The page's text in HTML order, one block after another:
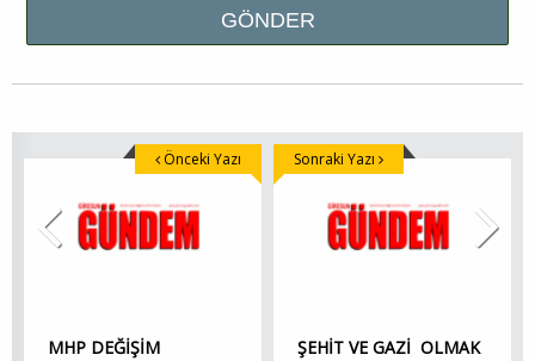
MHP DEĞİŞİM
Önceki Yazı
ŞEHİT VE GAZİ OLMAK
Sonraki Yazı